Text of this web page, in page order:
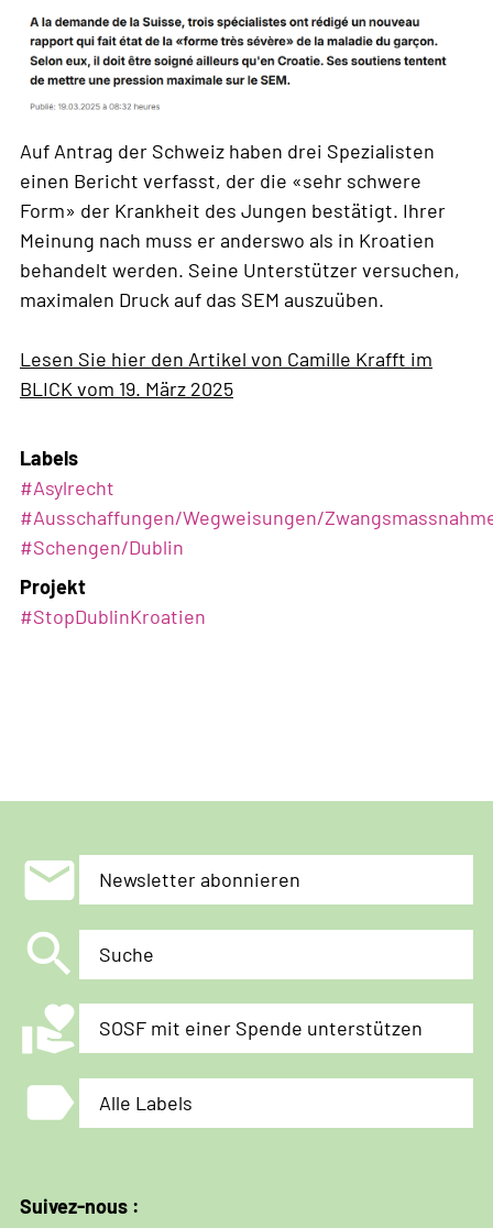
Auf Antrag der Schweiz haben drei Spezialisten
einen Bericht verfasst, der die «sehr schwere
Form» der Krankheit des Jungen bestätigt. Ihrer
Meinung nach muss er anderswo als in Kroatien
behandelt werden. Seine Unterstützer versuchen,
maximalen Druck auf das SEM auszuüben.
Lesen Sie hier den Artikel von Camille Krafft im
BLICK vom 19. März 2025
Labels
#Asylrecht
#Ausschaffungen/Wegweisungen/
#Schengen/Dublin
Projekt
#StopDublinKroatien
mail Newsletter abonnieren
search Suche
volunteer_activism SOSF mit einer Spende unterstützen
label Alle Labels
Suivez-nous :